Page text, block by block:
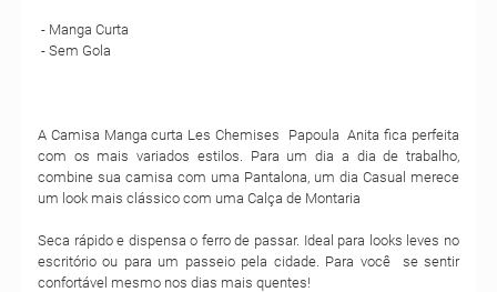
- Manga Curta
- Sem Gola
A Camisa Manga curta Les Chemises Papoula Anita fica perfeita
com os mais variados estilos. Para um dia a dia de trabalho,
combine sua camisa com uma Pantalona, um dia Casual merece
um look mais clássico com uma Calça de Montaria
Seca rápido e dispensa o ferro de passar. Ideal para looks leves no
escritório ou para um passeio pela cidade. Para você se sentir
confortável mesmo nos dias mais quentes!